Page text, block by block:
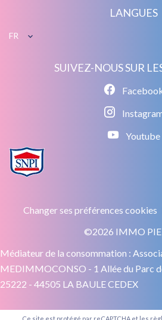
LANGUES
FR
SUIVEZ-NOUS SUR
Youtube
Changer ses préférences cookies
©2026 IMMO
Médiateur de la consommation :
MEDIMMOCONSO - 1 Allée du Parc
25222 - 44505 LA BAULE CEDEX